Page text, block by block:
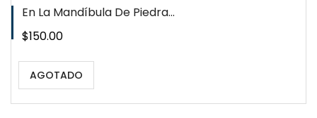
En La Mandíbula De Piedra...
Precio
$150.00
AGOTADO